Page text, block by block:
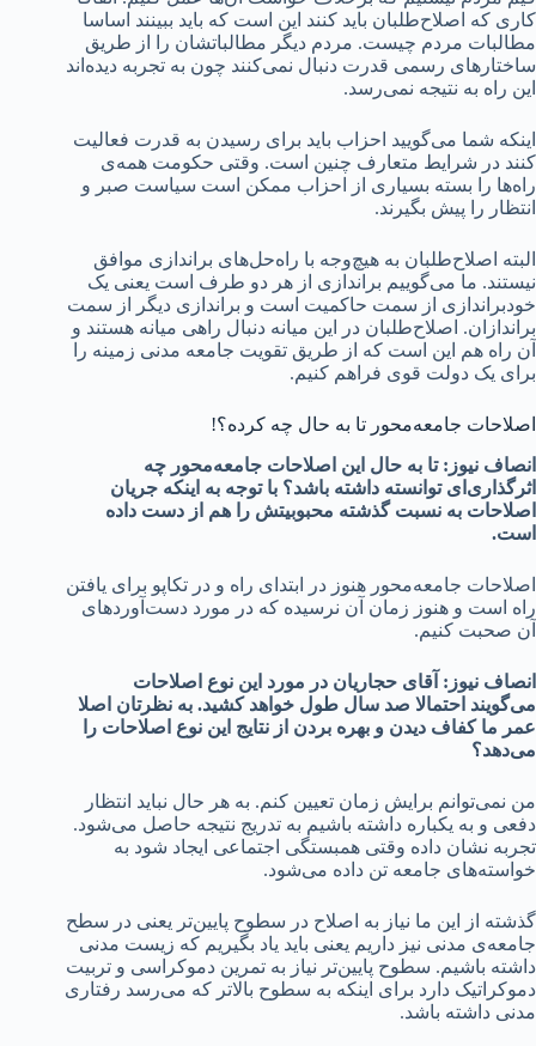
کاری که اصلاح‌طلبان باید کنند این است که باید ببینند اساسا
مطالبات مردم چیست. مردم دیگر مطالباتشان را از طریق
ساختارهای رسمی قدرت دنبال نمی‌کنند چون به تجربه دیده‌اند
این راه به نتیجه نمی‌رسد.
اینکه شما می‌گویید احزاب باید برای رسیدن به قدرت فعالیت
کنند در شرایط متعارف چنین است. وقتی حکومت همه‌ی
راه‌ها را بسته بسیاری از احزاب ممکن است سیاست صبر و
انتظار را پیش بگیرند.
البته اصلاح‌طلبان به هیچ‌وجه با راه‌حل‌های براندازی موافق
نیستند. ما می‌گوییم براندازی از هر دو طرف است یعنی یک
خودبراندازی از سمت حاکمیت است و براندازی دیگر از سمت
براندازان. اصلاح‌طلبان در این میانه دنبال راهی میانه هستند و
آن راه هم این است که از طریق تقویت جامعه مدنی زمینه را
برای یک دولت قوی فراهم کنیم.
اصلاحات جامعه‌محور تا به حال چه کرده؟!
انصاف نیوز: تا به حال این اصلاحات جامعه‌محور چه
اثرگذاری‌ای توانسته داشته باشد؟ با توجه به اینکه جریان
اصلاحات به نسبت گذشته محبوبیتش را هم از دست داده
است.
اصلاحات جامعه‌محور هنوز در ابتدای راه و در تکاپو برای یافتن
راه است و هنوز زمان آن نرسیده که در مورد دست‌آوردهای
آن صحبت کنیم.
انصاف نیوز: آقای حجاریان در مورد این نوع اصلاحات
می‌گویند احتمالا صد سال طول خواهد کشید. به نظرتان اصلا
عمر ما کفاف دیدن و بهره بردن از نتایج این نوع اصلاحات را
می‌دهد؟
من نمی‌توانم برایش زمان تعیین کنم. به هر حال نباید انتظار
دفعی و به یکباره داشته باشیم به تدریج نتیجه حاصل می‌شود.
تجربه نشان داده وقتی همبستگی اجتماعی ایجاد شود به
خواسته‌های جامعه تن داده می‌شود.
گذشته از این ما نیاز به اصلاح در سطوح پایین‌تر یعنی در سطح
جامعه‌ی مدنی نیز داریم یعنی باید یاد بگیریم که زیست مدنی
داشته باشیم. سطوح پایین‌تر نیاز به تمرین دموکراسی و تربیت
دموکراتیک دارد برای اینکه به سطوح بالاتر که می‌رسد رفتاری
مدنی داشته باشد.